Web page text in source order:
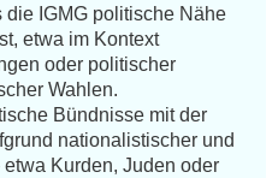
IGMG politische Nähe
etwa im Kontext
oder politischer
Wahlen.
Bündnisse mit der
nationalistischer und
Kurden, Juden oder